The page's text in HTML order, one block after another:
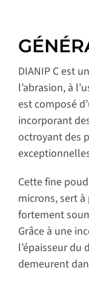
DIANIP C est
l’abrasion, à
est composé
incorporant
octroyant des
Cette fine
microns, sert
fortement
Grâce à une
l’épaisseur
demeurent